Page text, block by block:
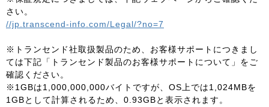
さい。
//jp.transcend-info.com/Legal/?no=7
※トランセンド社取扱製品のため、お客様サポートにつきまし
ては下記「トランセンド製品のお客様サポートについて」をご
確認ください。
※1GBは1,000,000,000バイトですが、OS上では1,024MBを
1GBとして計算されるため、0.93GBと表示されます。